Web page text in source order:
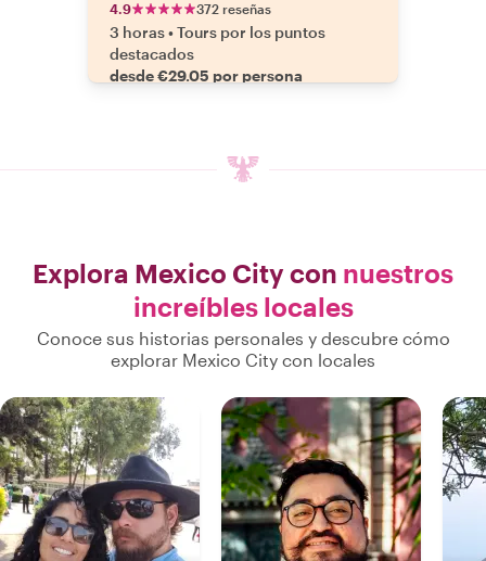
4.9 372 reseñas
3 horas•Tours por los puntos
destacados
desde €29.05 por persona
Explora Mexico City con nuestros
increíbles locales
Conoce sus historias personales y descubre cómo
explorar Mexico City con locales